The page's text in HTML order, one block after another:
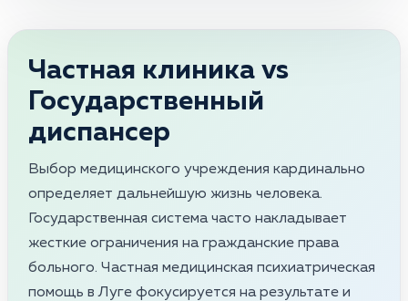
Частная клиника vs
Государственный
диспансер
Выбор медицинского учреждения кардинально
определяет дальнейшую жизнь человека.
Государственная система часто накладывает
жесткие ограничения на гражданские права
больного. Частная медицинская психиатрическая
помощь в Луге фокусируется на результате и